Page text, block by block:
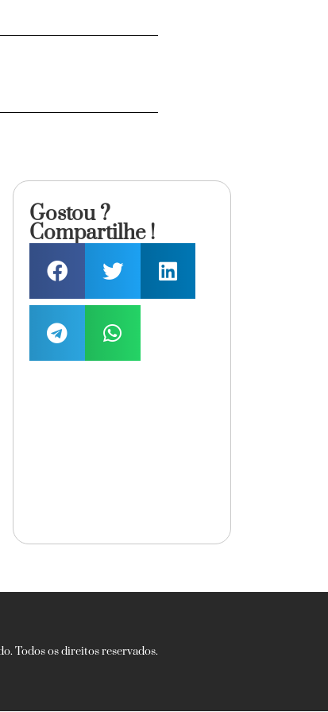
Gostou ?
Compartilhe !
Todos os direitos reservados.